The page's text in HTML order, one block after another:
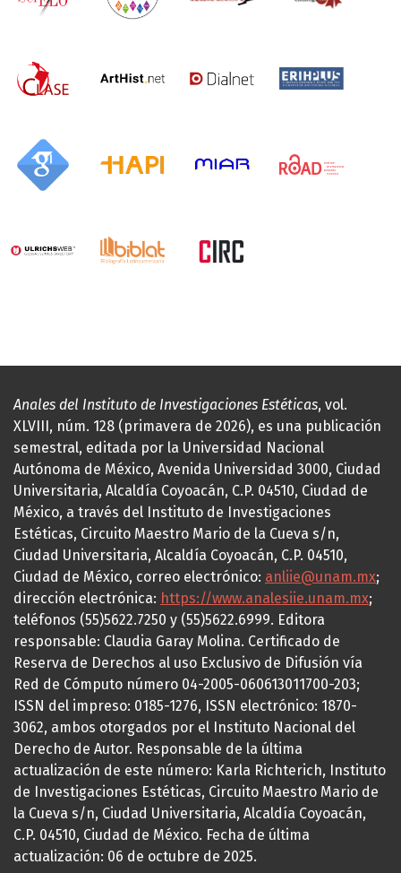
Anales del Instituto de Investigaciones Estéticas, vol.
XLVIII, núm. 128 (primavera de 2026), es una publicación
semestral, editada por la Universidad Nacional
Autónoma de México, Avenida Universidad 3000, Ciudad
Universitaria, Alcaldía Coyoacán, C.P. 04510, Ciudad de
México, a través del Instituto de Investigaciones
Estéticas, Circuito Maestro Mario de la Cueva s/n,
Ciudad Universitaria, Alcaldía Coyoacán, C.P. 04510,
Ciudad de México, correo electrónico: anliie@unam.mx;
dirección electrónica: https://www.analesiie.unam.mx;
teléfonos (55)5622.7250 y (55)5622.6999. Editora
responsable: Claudia Garay Molina. Certificado de
Reserva de Derechos al uso Exclusivo de Difusión vía
Red de Cómputo número 04-2005-060613011700-203;
ISSN del impreso: 0185-1276, ISSN electrónico: 1870-
3062, ambos otorgados por el Instituto Nacional del
Derecho de Autor. Responsable de la última
actualización de este número: Karla Richterich, Instituto
de Investigaciones Estéticas, Circuito Maestro Mario de
la Cueva s/n, Ciudad Universitaria, Alcaldía Coyoacán,
C.P. 04510, Ciudad de México. Fecha de última
actualización: 06 de octubre de 2025.